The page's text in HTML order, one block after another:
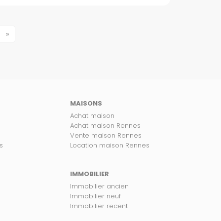
»
MAISONS
Achat maison
Achat maison Rennes
Vente maison Rennes
Location maison Rennes
IMMOBILIER
Immobilier ancien
Immobilier neuf
Immobilier recent